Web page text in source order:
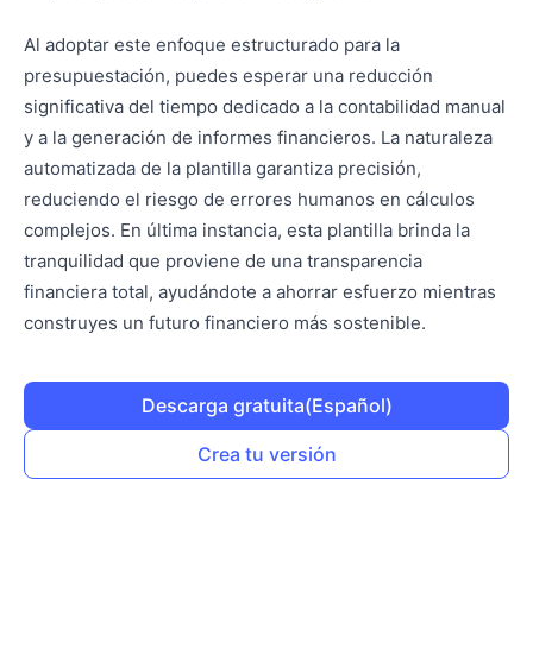
Al adoptar este enfoque estructurado para la
presupuestación, puedes esperar una reducción
significativa del tiempo dedicado a la contabilidad manual
y a la generación de informes financieros. La naturaleza
automatizada de la plantilla garantiza precisión,
reduciendo el riesgo de errores humanos en cálculos
complejos. En última instancia, esta plantilla brinda la
tranquilidad que proviene de una transparencia
financiera total, ayudándote a ahorrar esfuerzo mientras
construyes un futuro financiero más sostenible.
Descarga gratuita(Español)
Crea tu versión